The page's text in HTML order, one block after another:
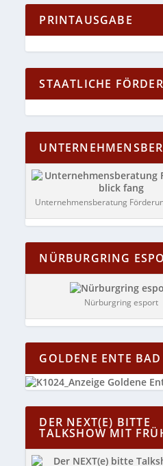
PRINTAUSGABE
STAATLICHE
Unternehmensberatung
NÜRBURGRING
Nürburgring esport
GOLDENE ENTE BAD
DER NEXT(E) BITTE
TALKSHOW MIT